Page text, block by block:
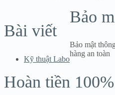
Bài viết
Kỹ thuật Labo
Bảo
Bảo mật
hàng an toàn
Hoàn tiền 100%